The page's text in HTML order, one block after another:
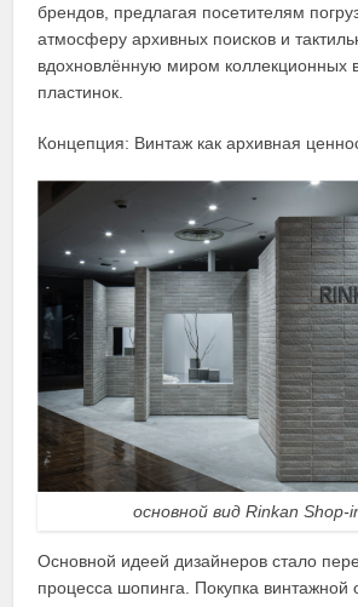
брендов, предлагая посетителям
атмосферу архивных поисков и
вдохновлённую миром коллекционных
пластинок.
Концепция: Винтаж как архивная
основной вид Rinkan Shop-
Основной идеей дизайнеров стало
процесса шопинга. Покупка винтажной